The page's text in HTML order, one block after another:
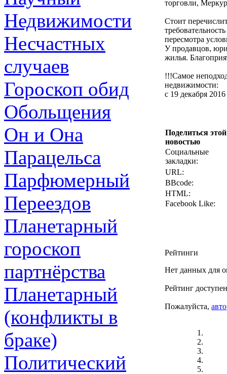
Недвижимости
Несчастных
случаев
Гороскоп обид
Обольщения
Он и Она
Парацельса
Парфюмерный
Переездов
Планетарный
гороскоп
партнёрства
Планетарный
(конфликты в
браке)
Политический
торговли,
Стоит
пересмотра
У продавцов,
жилья.
!!!Самое
недвижимости:
с 19 декабря
Поделиться этой
новостью
Социальные
закладки:
URL:
BBcode:
HTML:
Facebook Like:
Рейтинги
Нет данных для
Рейтинг
Пожалуйста,